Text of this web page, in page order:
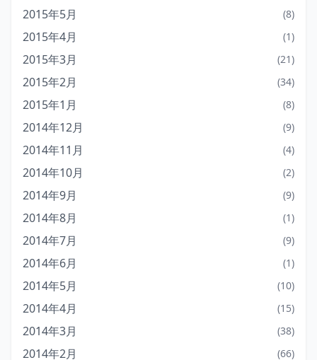
2015年5月 (8)
2015年4月 (1)
2015年3月 (21)
2015年2月 (34)
2015年1月 (8)
2014年12月 (9)
2014年11月 (4)
2014年10月 (2)
2014年9月 (9)
2014年8月 (1)
2014年7月 (9)
2014年6月 (1)
2014年5月 (10)
2014年4月 (15)
2014年3月 (38)
2014年2月 (66)